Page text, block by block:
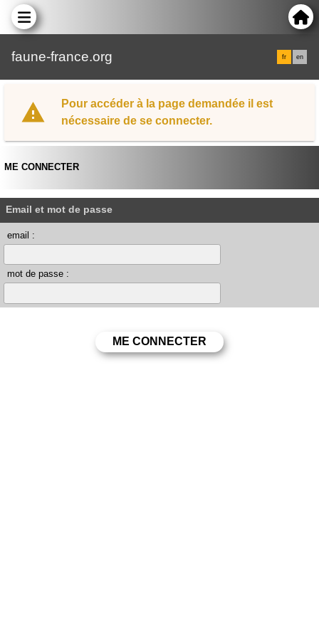
faune-france.org fr en
Pour accéder à la page demandée il est
nécessaire de se connecter.
ME CONNECTER
Email et mot de passe
email :
mot de passe :